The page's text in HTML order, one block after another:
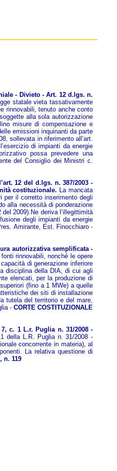
- Divieto - Art. 12 d.lgs. n.
statale vieta tassativamente
rinnovabili, tenuto anche conto
alla sola autorizzazione
misure di compensazione e
emissioni inquinanti da parte
sollevata in riferimento all’art.
di impianti da energie
possa prevedere una
del Consiglio dei Ministri c.
12 del d.lgs. n. 387/2003 -
costituzionale. La mancata
per il corretto inserimento degli
alla necessità di ponderazione
2009).Ne deriva l’illegittimità
degli impianti da energie
Amirante, Est. Finocchiaro -
autorizzativa semplificata -
rinnovabili, nonché le opere
di generazione inferiore
disciplina della DIA, di cui agli
elencati, per la produzione di
(fino a 1 MWe) a quelle
dei siti di installazione
tutela del territorio e del mare,
-CORTE COSTITUZIONALE
c. 1 L.r. Puglia n. 31/2008 -
della L.R. Puglia n. 31/2008 -
concorrente in materia), al
La relativa questione di
n. 119